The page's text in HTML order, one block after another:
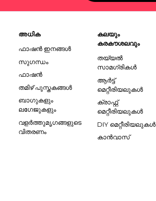
അധിക
ഫാഷൻ ഇനങ്ങൾ
സുഗന്ധം
ഫാഷൻ
തമിഴ് പുസ്തകങ്ങൾ
ബാഗുകളും
ലഗേജുകളും
വളർത്തുമൃഗങ്ങളുടെ
വിതരണം
കലയും
കരകൗശലവും
തയ്യൽ
സാമഗ്രികൾ
ആർട്ട്
മെറ്റീരിയലുകൾ
ക്രാഫ്റ്റ്
മെറ്റീരിയലുകൾ
DIY മെറ്റീരിയലുകൾ
കാൻവാസ്